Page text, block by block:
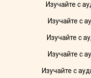
Изучайте с
Изучайте с
Изучайте с
Изучайте с
Изучайте с